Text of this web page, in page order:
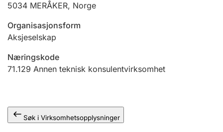
Ektepaktveileder
5034 MERÅKER, Norge
Organisasjonsform
Aksjeselskap
Næringskode
71.129 Annen teknisk konsulentvirksomhet
Søk i Virksomhetsopplysninger